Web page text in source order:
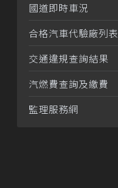
國道即時車況
合格汽車代驗廠列表
交通違規查詢結果
汽燃費查詢及繳費
監理服務網